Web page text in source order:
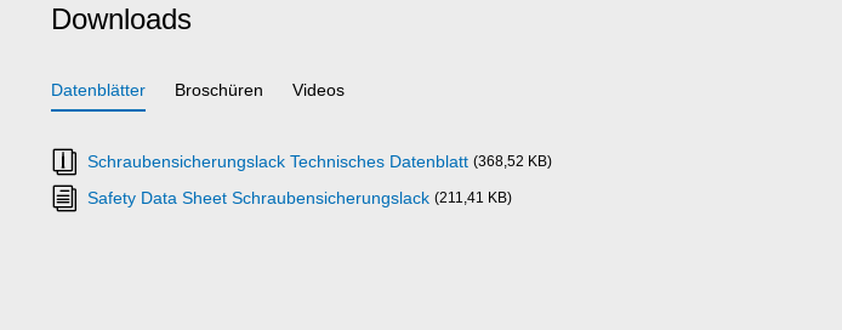
Downloads
Datenblätter Broschüren Videos
Schraubensicherungslack Technisches Datenblatt (368,52 KB)
Safety Data Sheet Schraubensicherungslack (211,41 KB)